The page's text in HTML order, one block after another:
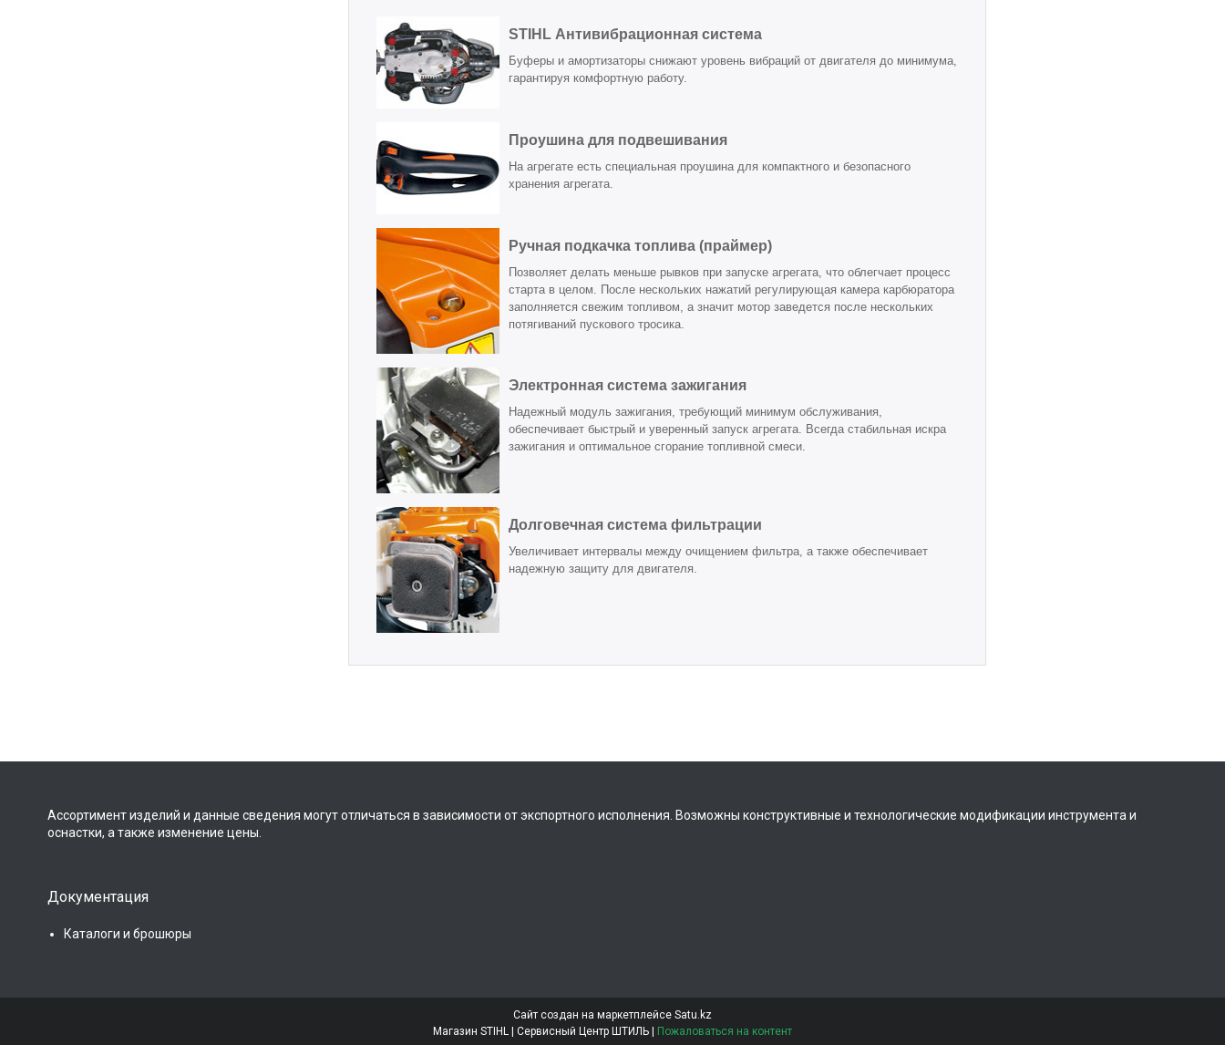
STIHL Антивибрационная система
Буферы и амортизаторы снижают уровень вибраций от двигателя до минимума,
гарантируя комфортную работу.
Проушина для подвешивания
На агрегате есть специальная проушина для компактного и безопасного
хранения агрегата.
Ручная подкачка топлива (праймер)
Позволяет делать меньше рывков при запуске агрегата, что облегчает процесс
старта в целом. После нескольких нажатий регулирующая камера карбюратора
заполняется свежим топливом, а значит мотор заведется после нескольких
потягиваний пускового тросика.
Электронная система зажигания
Надежный модуль зажигания, требующий минимум обслуживания,
обеспечивает быстрый и уверенный запуск агрегата. Всегда стабильная искра
зажигания и оптимальное сгорание топливной смеси.
Долговечная система фильтрации
Увеличивает интервалы между очищением фильтра, а также обеспечивает
надежную защиту для двигателя.
Ассортимент изделий и данные сведения могут отличаться в зависимости от экспортного исполнения. Возможны конструктивные и технологические модификации инструмента и
оснастки, а также изменение цены.
Документация
Каталоги и брошюры
Сайт создан на маркетплейсе Satu.kz
Пожаловаться на контент